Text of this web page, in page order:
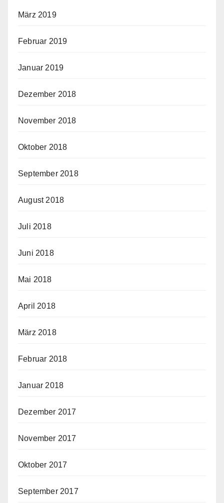
März 2019
Februar 2019
Januar 2019
Dezember 2018
November 2018
Oktober 2018
September 2018
August 2018
Juli 2018
Juni 2018
Mai 2018
April 2018
März 2018
Februar 2018
Januar 2018
Dezember 2017
November 2017
Oktober 2017
September 2017